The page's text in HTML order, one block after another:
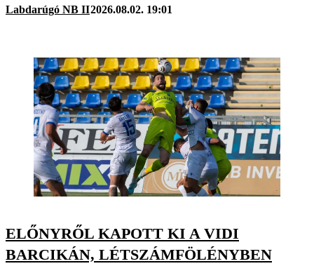
Labdarúgó NB II2026.08.02. 19:01
ELŐNYRŐL KAPOTT KI A VIDI
BARCIKÁN, LÉTSZÁMFÖLÉNYBEN